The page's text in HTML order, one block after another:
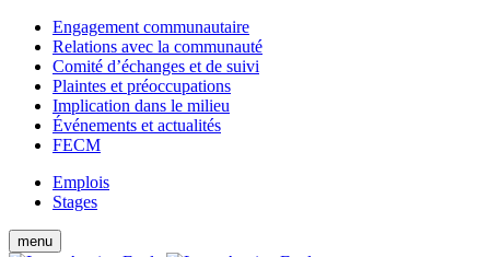
Engagement communautaire
Relations avec la communauté
Comité d’échanges et de suivi
Plaintes et préoccupations
Implication dans le milieu
Événements et actualités
FECM
Emplois
Stages
menu